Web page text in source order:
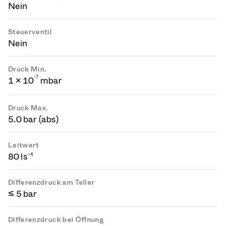
Nein
Steuerventil
Nein
Druck Min.
1 × 10-7 mbar
Druck Max.
5.0 bar (abs)
Leitwert
80 ls⁻¹
Differenzdruck am Teller
≤ 5 bar
Differenzdruck bei Öffnung